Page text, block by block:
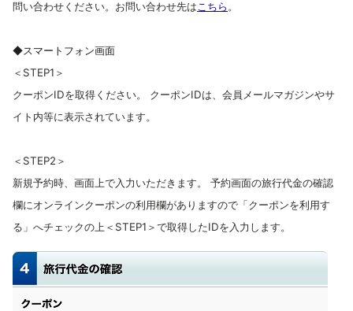
問い合わせください。お問い合わせ先は こちら 。
◆スマートフォン画面
＜STEP1＞
クーポンIDを取得ください。 クーポンIDは、会員メールマガジンやサ
イト内等に表示されています。
＜STEP2＞
新規予約時、画面上で入力いただきます。 予約画面の旅行代金の確認
欄にオンラインクーポンの利用欄がありますので「クーポンを利用す
る」へチェックの上＜STEP1＞で取得したIDを入力します。